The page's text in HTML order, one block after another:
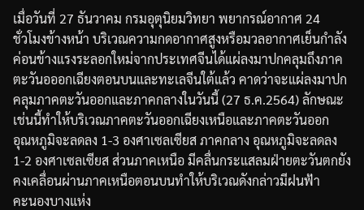
เมื่อวันที่ 27 ธันวาคม กรมอุตุนิยมวิทยา พยากรณ์อากาศ 24
ชั่วโมงข้างหน้า บริเวณความกดอากาศสูงหรือมวลอากาศเย็นกำลัง
ค่อนข้างแรงระลอกใหม่จากประเทศจีนได้แผ่ลงมาปกคลุมถึงภาค
ตะวันอออกเฉียงตอนบนและทะเลจีนใต้แล้ว คาดว่าจะแผ่ลงมาปก
คลุมภาคตะวันออกและภาคกลางในวันนี้(27 ธ.ค.2564)ลักษณะ
เช่นนี้ทำให้บริเวณภาคตะวันออกเฉียงเหนือและภาคตะวันออก
อุณหภูมิจะลดลง 1-3 องศาเซลเซียสภาคกลาง อุณหภูมิจะลดลง
1-2 องศาเซลเซียสส่วนภาคเหนือมีคลื่นกระแสลมฝ่ายตะวันตกยัง
คงเคลื่อนผ่านภาคเหนือตอนบนทำให้บริเวณดังกล่าวมีฝนฟ้า
คะนองบางแห่ง